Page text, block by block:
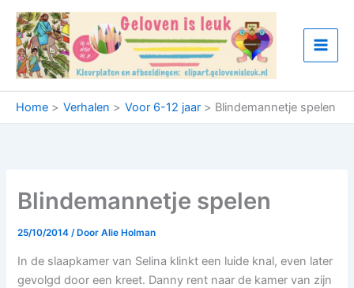
naar
inhoud
Home Verhalen Voor 6-12 jaar Blindemannetje spelen
Blindemannetje spelen
25/10/2014/ DoorAlie Holman
In de slaapkamer van Selina klinkt een luide knal, even later
gevolgd door een kreet. Danny rent naar de kamer van zijn